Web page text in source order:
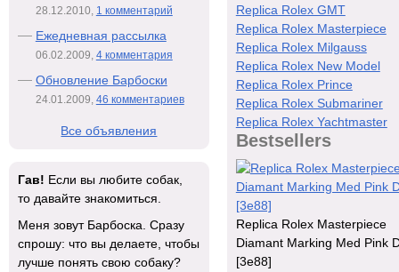
Replica Rolex GMT
Replica Rolex Masterpiece
Replica Rolex Milgauss
Replica Rolex New Model
Replica Rolex Prince
Replica Rolex Submariner
Replica Rolex Yachtmaster
Bestsellers
Replica Rolex Masterpiece
Diamant Marking Med Pink
[3e88]
28.12.2010, 1 комментарий
Ежедневная рассылка
06.02.2009, 4 комментария
Обновление Барбоски
24.01.2009, 46 комментариев
Все объявления
Гав! Если вы любите собак,
то давайте знакомиться.
Меня зовут Барбоска. Сразу
спрошу: что вы делаете, чтобы
лучше понять свою собаку?